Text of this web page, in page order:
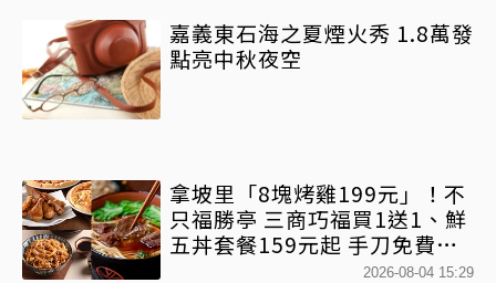
嘉義東石海之夏煙火秀 1.8萬發
點亮中秋夜空
拿坡里「8塊烤雞199元」！不
只福勝亭 三商巧福買1送1、鮮
五丼套餐159元起 手刀免費領
2026-08-04 15:29